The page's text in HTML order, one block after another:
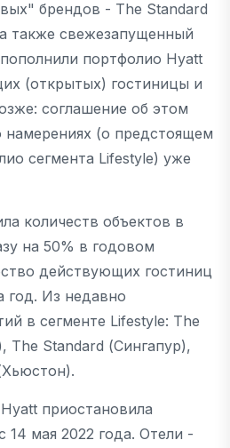
брендов - The Standard
также свежезапущенный
портфолио Hyatt
(открытых) гостиницы и
соглашение об этом
намерениях (о предстоящем
сегмента Lifestyle) уже
количеств объектов в
на 50% в годовом
действующих гостиниц
год. Из недавно
в сегменте Lifestyle: The
The Standard (Сингапур),
приостановила
14 мая 2022 года. Отели -